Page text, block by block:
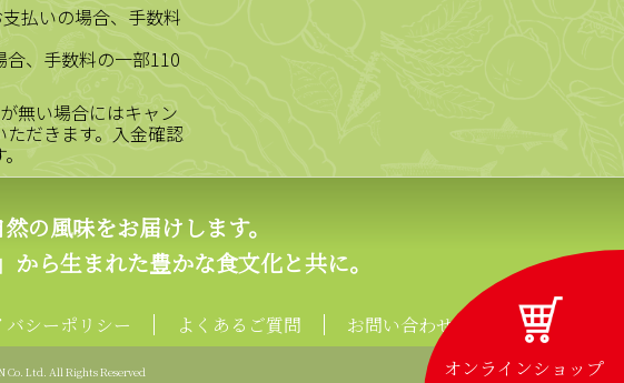
オンラインショップ
払いの場合、手数料
、手数料の一部110
無い場合にはキャン
だきます。入金確認
の風味をお届けします。
から生まれた豊かな食文化と共に。
バシーポリシー よくあるご質問 お問い合わせ
Co. Ltd. All Rights Reserved